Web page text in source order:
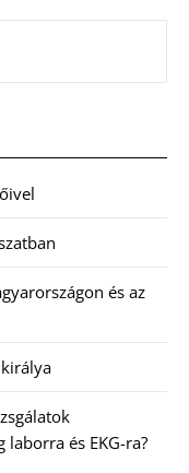
és az
és EKG-ra?